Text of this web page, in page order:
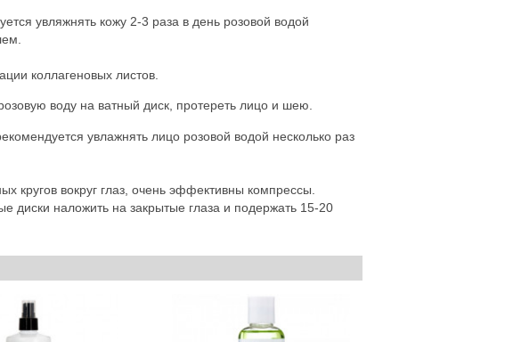
увляжнять кожу 2-3 раза в день розовой водой
коллагеновых листов.
воду на ватный диск, протереть лицо и шею.
увлажнять лицо розовой водой несколько раз
кругов вокруг глаз, очень эффективны компрессы.
диски наложить на закрытые глаза и подержать 15-20